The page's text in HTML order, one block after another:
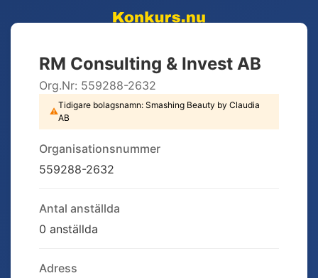
RM Consulting & Invest AB
Org.Nr: 559288-2632
⚠
Tidigare bolagsnamn: Smashing Beauty by Claudia
AB
Organisationsnummer
559288-2632
Antal anställda
0 anställda
Adress